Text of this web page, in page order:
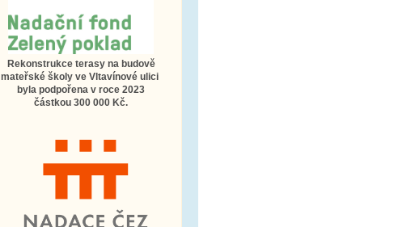
Rekonstrukce terasy na budově
mateřské školy ve Vltavínové ulici
byla podpořena v roce 2023
částkou 300 000 Kč.